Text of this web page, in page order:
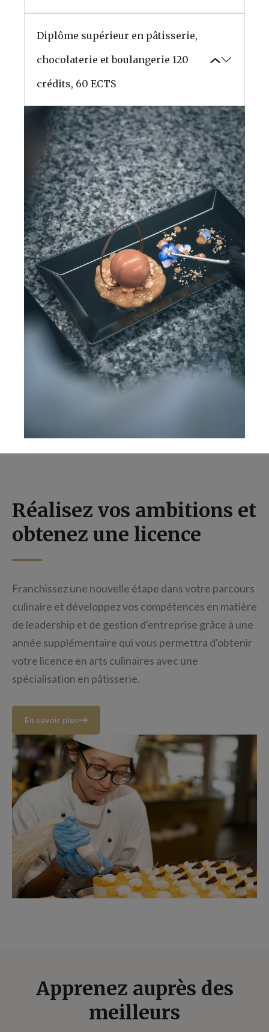
Diplôme supérieur en pâtisserie,
chocolaterie et boulangerie 120
crédits, 60 ECTS
Réalisez vos ambitions et
obtenez une licence
Franchissez une nouvelle étape dans votre parcours
culinaire et développez vos compétences en matière
de leadership et de gestion d'entreprise grâce à une
année supplémentaire qui vous permettra d'obtenir
votre licence en arts culinaires avec une
spécialisation en pâtisserie.
En savoir plus
Apprenez auprès des
meilleurs